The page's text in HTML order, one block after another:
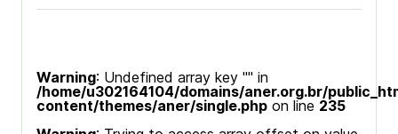
Warning: Undefined array key "" in
/home/u302164104/domains/aner.org.br/
content/themes/aner/single.php on line 235